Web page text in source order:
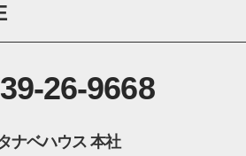
26-9668
ナベハウス 本社